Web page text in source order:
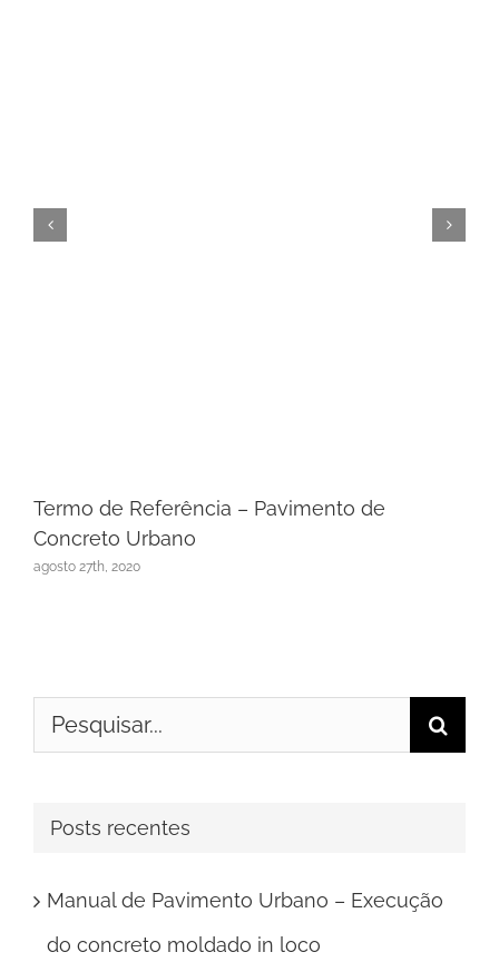
Termo de Referência – Pavimento de
Concreto Urbano
agosto 27th, 2020
Buscar
Posts recentes
Manual de Pavimento Urbano – Execução
do concreto moldado in loco